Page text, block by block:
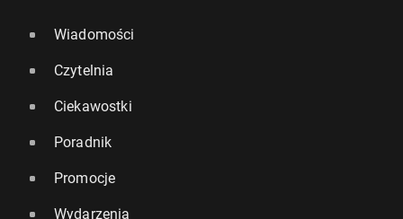
Wiadomości
Czytelnia
Ciekawostki
Poradnik
Promocje
Wydarzenia